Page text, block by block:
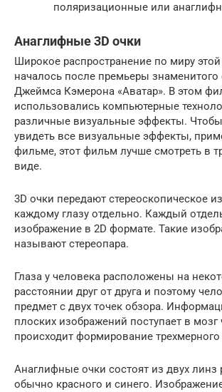
поляризационные или
Анаглифные 3D очки
Широкое распространение по миру этой
началось после премьеры
Джеймса Кэмерона «Аватар». В этом
использовались компьютерные
различные визуальные эффекты.
увидеть все визуальные эффекты,
фильме, этот фильм лучше смотреть в
виде.
3D очки передают стереоскопическое
каждому глазу отдельно. Каждый
изображение в 2D формате. Такие
называют стереопара.
Глаза у человека расположены на
расстоянии друг от друга и поэтому
предмет с двух точек обзора.
плоских изображений поступает в мозг
происходит формирование
Анаглифные очки состоят из двух линз
обычно красного и синего.